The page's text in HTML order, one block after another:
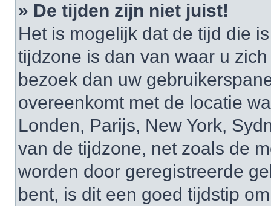
» De tijden zijn niet juist!
Het is mogelijk dat de tijd die
tijdzone is dan van waar u
bezoek dan uw
overeenkomt met de locatie
Londen, Parijs, New York,
van de tijdzone, net zoals de
worden door geregistreerde
bent, is dit een goed tijdstip